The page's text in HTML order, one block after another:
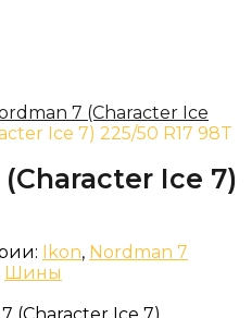
7 (Character Ice
Ice 7) 225/50 R17 98T
Ice 7)
Ikon, Nordman 7
Шины